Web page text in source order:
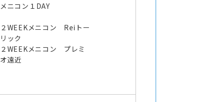
メニコン１DAY
２WEEKメニコン Reiトー
リック
２WEEKメニコン プレミ
オ遠近